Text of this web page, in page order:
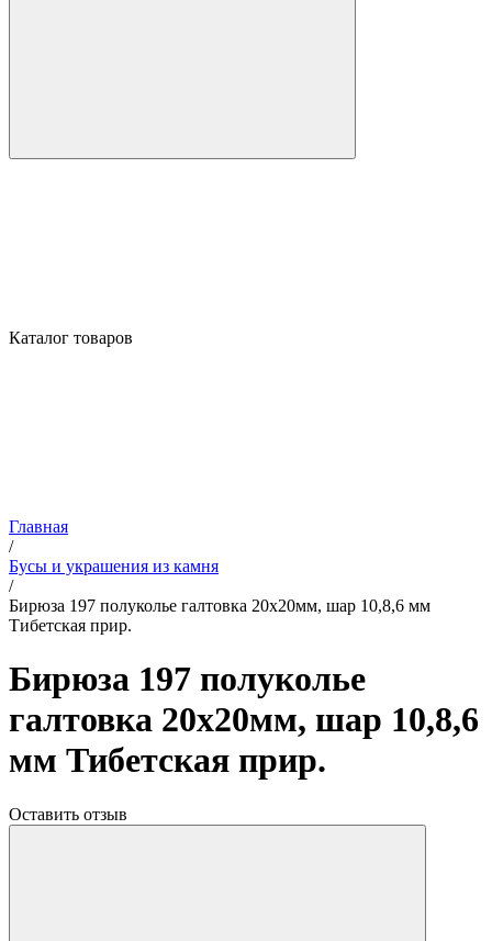
Каталог товаров
Главная
/
Бусы и украшения из камня
/
Бирюза 197 полуколье галтовка 20х20мм, шар 10,8,6 мм
Тибетская прир.
Бирюза 197 полуколье
галтовка 20х20мм, шар 10,8,6
мм Тибетская прир.
Оставить отзыв